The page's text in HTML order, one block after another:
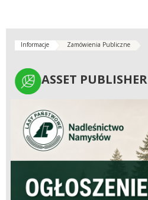
Informacje Zamówienia Publiczne
ASSET PUBLISHER
ASSET PUBLISHER